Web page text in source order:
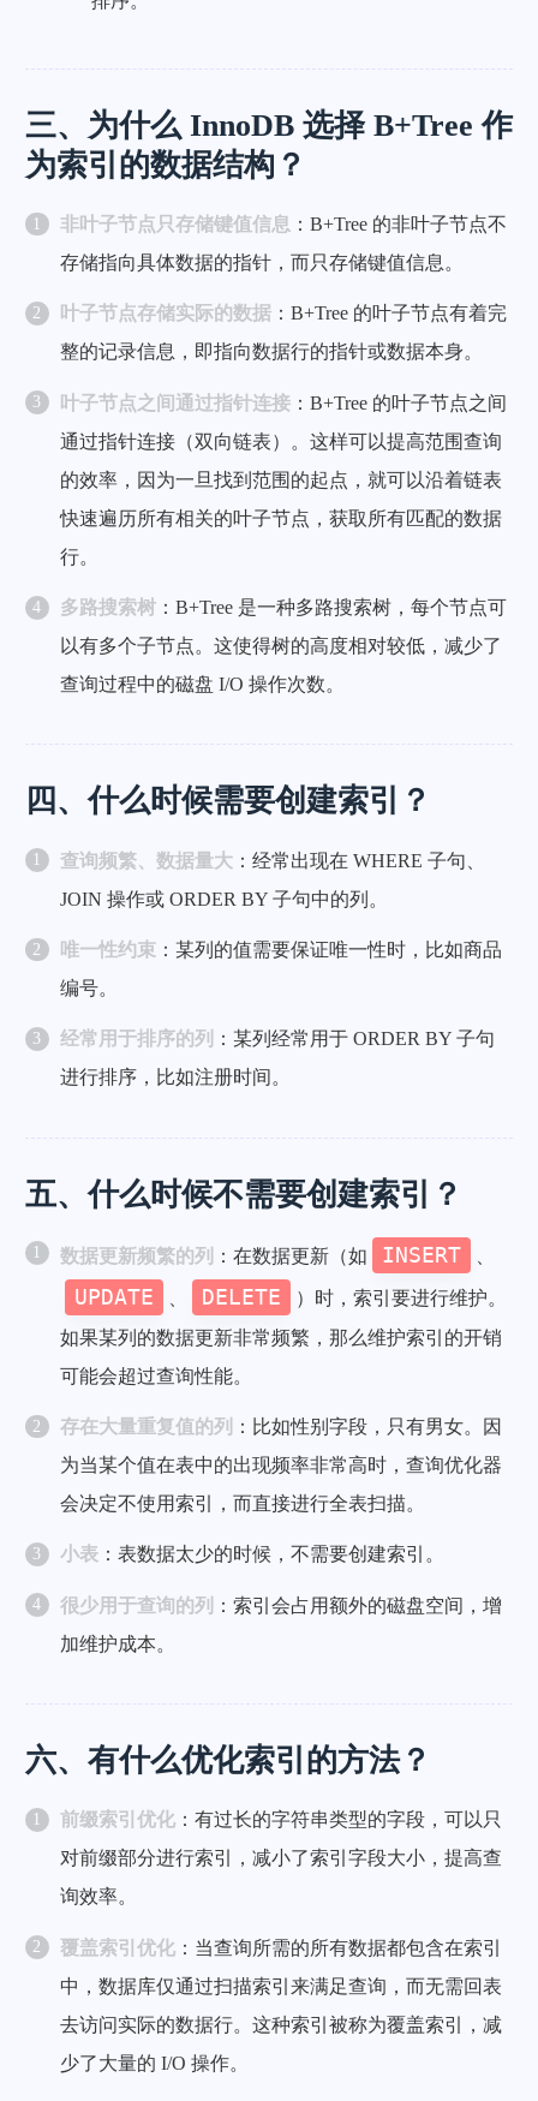
三、为什么 InnoDB 选择 B+Tree 作
为索引的数据结构？
非叶子节点只存储键值信息 ：B+Tree 的非叶子节点不
存储指向具体数据的指针，而只存储键值信息。
叶子节点存储实际的数据：B+Tree 的叶子节点有着完
整的记录信息，即指向数据行的指针或数据本身。
叶子节点之间通过指针连接：B+Tree 的叶子节点之间
通过指针连接（双向链表）。这样可以提高范围查询
的效率，因为一旦找到范围的起点，就可以沿着链表
快速遍历所有相关的叶子节点，获取所有匹配的数据
行。
多路搜索树：B+Tree 是一种多路搜索树，每个节点可
以有多个子节点。这使得树的高度相对较低，减少了
查询过程中的磁盘 I/O 操作次数。
四、什么时候需要创建索引？
查询频繁、数据量大：经常出现在 WHERE 子句、
JOIN 操作或 ORDER BY 子句中的列。
唯一性约束：某列的值需要保证唯一性时，比如商品
编号。
经常用于排序的列
：某列经常用于 ORDER BY 子句
进行排序，比如注册时间。
五、什么时候不需要创建索引？
数据更新频繁的列 ：在数据更新（如 INSERT
UPDATE DELETE
）时，索引要进行维护。
如果某列的数据更新非常频繁，那么维护索引的开销
可能会超过查询性能。
存在大量重复值的列
：比如性别字段，只有男女。因
为当某个值在表中的出现频率非常高时，查询优化器
会决定不使用索引，而直接进行全表扫描。
小表：表数据太少的时候，不需要创建索引。
很少用于查询的列
：索引会占用额外的磁盘空间，增
加维护成本。
六、有什么优化索引的方法？
前缀索引优化：有过长的字符串类型的字段，可以只
对前缀部分进行索引，减小了索引字段大小，提高查
询效率。
覆盖索引优化：当查询所需的所有数据都包含在索引
中，数据库仅通过扫描索引来满足查询，而无需回表
去访问实际的数据行。这种索引被称为覆盖索引，减
少了大量的 I/O 操作。